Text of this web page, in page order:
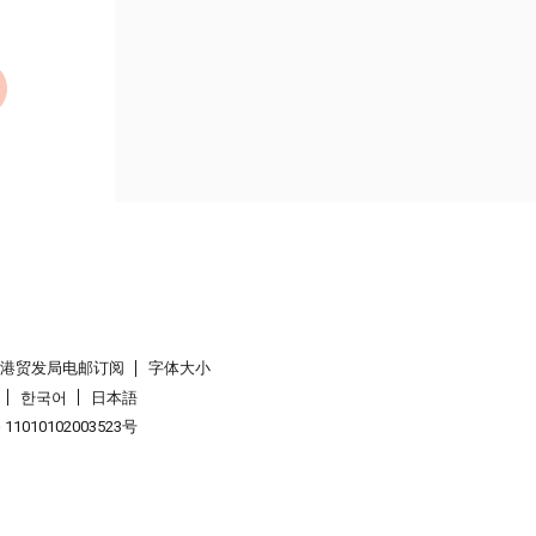
贸发局电邮订阅
字体大小
한국어
日本語
号